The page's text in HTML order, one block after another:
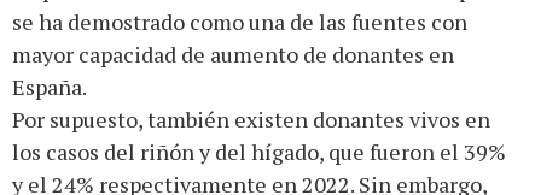
se ha demostrado como una de las fuentes con
mayor capacidad de aumento de donantes en
España.
Por supuesto, también existen donantes vivos en
los casos del riñón y del hígado, que fueron el 39%
y el 24% respectivamente en 2022. Sin embargo,